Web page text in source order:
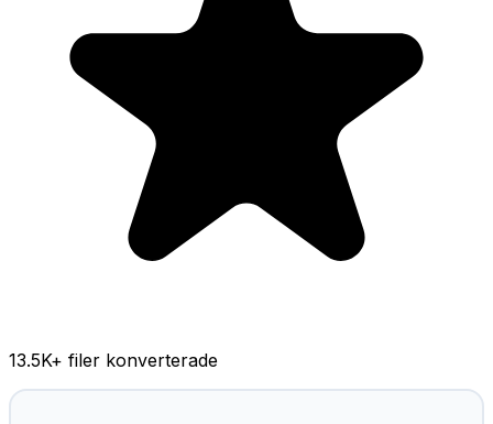
13.5K+ filer konverterade